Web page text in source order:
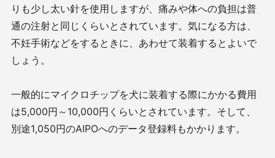
りも少し太い針を使用しますが、痛みや体への負担は普
通の注射と同じくらいとされています。気になる方は、
不妊手術などをするときに、あわせて装着するとよいで
しょう。
一般的にマイクロチップを犬に装着する際にかかる費用
は5,000円～ 10,000円くらいとされています。そして、
別途1,050円のAIPOへのデータ登録料もかかります。